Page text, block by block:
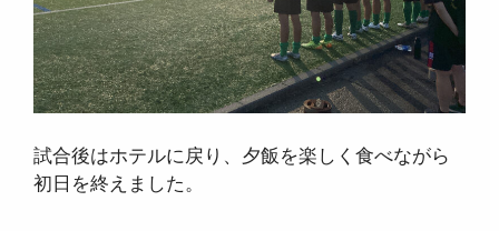
試合後はホテルに戻り、夕飯を楽しく食べながら
初日を終えました。